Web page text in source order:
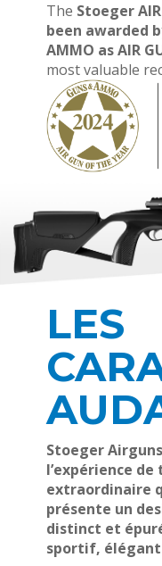
The Stoeger
been awarded
AMMO as AIR
most valuable
LES
Stoeger
l’expérience
extraordinaire
présente un
distinct et
sportif,